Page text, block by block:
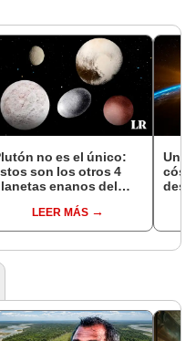
no es el único:
son los otros 4
enanos del
LEER MÁS
Un